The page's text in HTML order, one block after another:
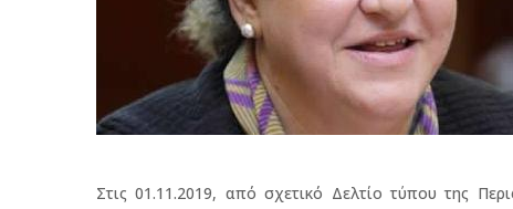
Στις 01.11.2019, από σχετικό Δελτίο τύπου της